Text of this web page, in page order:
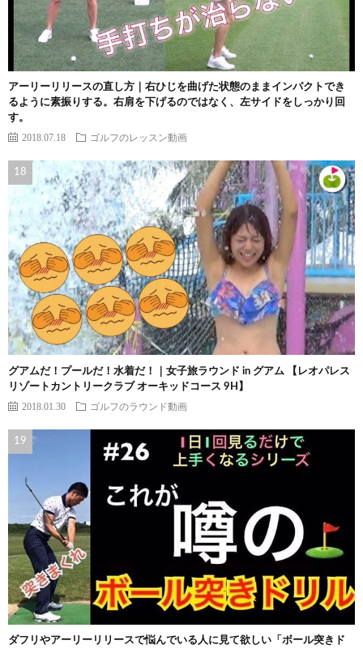
アーリーリリースの直し方｜右ひじを曲げた状態のままインパクトでき
るように素振りする。右肩を下げるのではなく、左サイドをしっかり回
す。
2018.07.18 ゴルフのレッスン動画
グアムだ！プールだ！水着だ！｜女子旅ラウンド in グアム 【レオパレス
リゾートカントリークラブ オーキッドコース 9H】
2018.01.30 ゴルフのラウンド動画
ダフリやアーリーリリースで悩んでいる人に見て欲しい「ボール突きド